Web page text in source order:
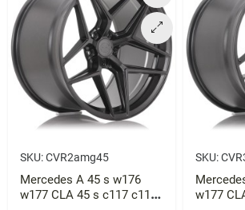
SKU:CVR2amg45
Mercedes A 45 s w176
w177 CLA 45 s c117 c118
SKU:
w177